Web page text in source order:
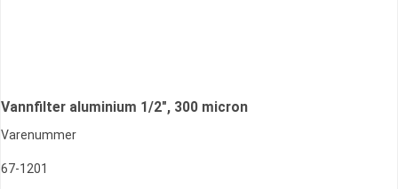
Vannfilter aluminium 1/2", 300 micron
Varenummer
67-1201